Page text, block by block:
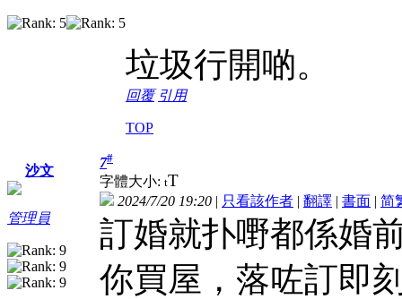
垃圾行開啲。
回覆 引用
TOP
沙文
管理員
7#
字體大小: tT
2024/7/20 19:20 | 只看該作者 | 翻譯 | 書面 | 简
訂婚就扑嘢都係婚
你買屋，落咗訂即